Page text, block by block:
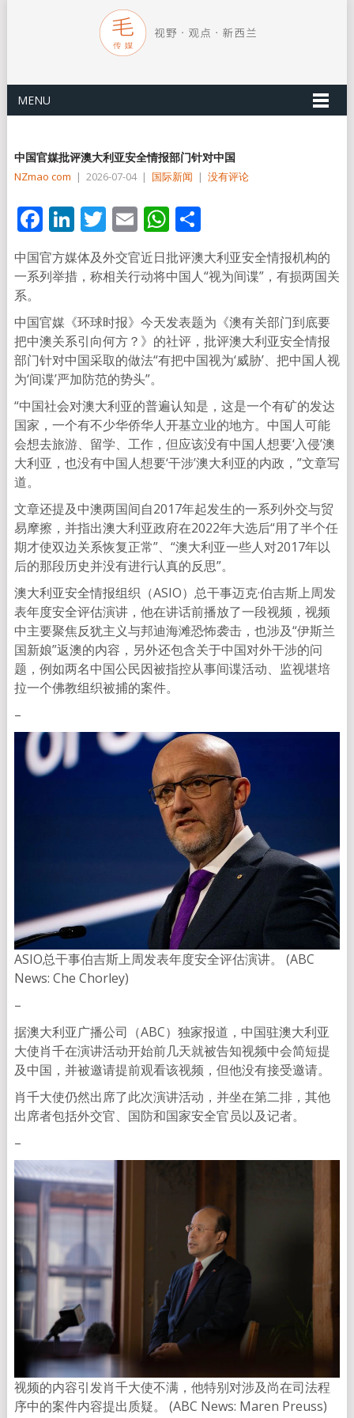
MENU
中国官媒批评澳大利亚安全情报部门针对中国
NZmao com | 2026-07-04 | 国际新闻 | 没有评论
Facebook
LinkedIn
Twitter
EmailWhatsApp
分
享
中国官方媒体及外交官近日批评澳大利亚安全情报机构的
一系列举措，称相关行动将中国人“视为间谍”，有损两国关
系。
中国官媒《环球时报》今天发表题为《澳有关部门到底要
把中澳关系引向何方？》的社评，批评澳大利亚安全情报
部门针对中国采取的做法“有把中国视为‘威胁’、把中国人视
为‘间谍’严加防范的势头”。
“中国社会对澳大利亚的普遍认知是，这是一个有矿的发达
国家，一个有不少华侨华人开基立业的地方。中国人可能
会想去旅游、留学、工作，但应该没有中国人想要‘入侵’澳
大利亚，也没有中国人想要‘干涉’澳大利亚的内政，”文章写
道。
文章还提及中澳两国间自2017年起发生的一系列外交与贸
易摩擦，并指出澳大利亚政府在2022年大选后“用了半个任
期才使双边关系恢复正常”、“澳大利亚一些人对2017年以
后的那段历史并没有进行认真的反思”。
澳大利亚安全情报组织（ASIO）总干事迈克·伯吉斯上周发
表年度安全评估演讲，他在讲话前播放了一段视频，视频
中主要聚焦反犹主义与邦迪海滩恐怖袭击，也涉及“伊斯兰
国新娘”返澳的内容，另外还包含关于中国对外干涉的问
题，例如两名中国公民因被指控从事间谍活动、监视堪培
拉一个佛教组织被捕的案件。
–
ASIO总干事伯吉斯上周发表年度安全评估演讲。 (ABC
News: Che Chorley)
–
据澳大利亚广播公司（ABC）独家报道，中国驻澳大利亚
大使肖千在演讲活动开始前几天就被告知视频中会简短提
及中国，并被邀请提前观看该视频，但他没有接受邀请。
肖千大使仍然出席了此次演讲活动，并坐在第二排，其他
出席者包括外交官、国防和国家安全官员以及记者。
–
视频的内容引发肖千大使不满，他特别对涉及尚在司法程
序中的案件内容提出质疑。 (ABC News: Maren Preuss)